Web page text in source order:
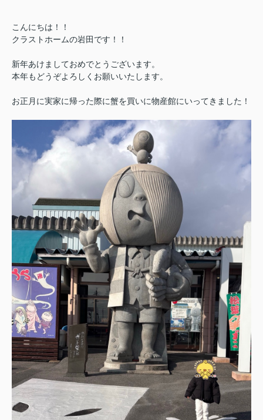
こんにちは！！
クラストホームの岩田です！！
新年あけましておめでとうございます。
本年もどうぞよろしくお願いいたします。
お正月に実家に帰った際に蟹を買いに物産館にいってきました！